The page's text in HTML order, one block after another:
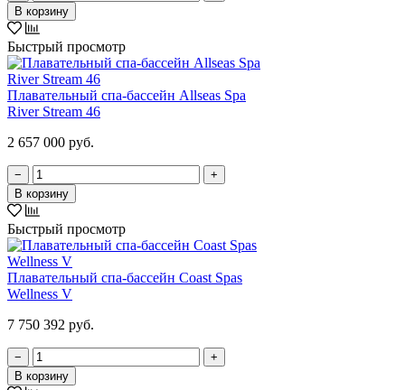
В корзину
Быстрый просмотр
Плавательный спа-бассейн Allseas Spa
River Stream 46
2 657 000 руб.
−
+
В корзину
Быстрый просмотр
Плавательный спа-бассейн Coast Spas
Wellness V
7 750 392 руб.
−
+
В корзину